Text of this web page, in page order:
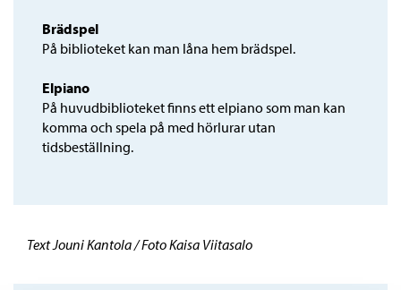
Brädspel
På biblioteket kan man låna hem brädspel.
Elpiano
På huvudbiblioteket finns ett elpiano som man kan
komma och spela på med hörlurar utan
tidsbeställning.
Text Jouni Kantola / Foto Kaisa Viitasalo